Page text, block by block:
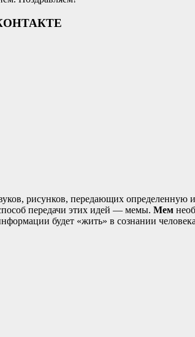
рисунков, передающих определенную
передачи этих идей — мемы. Мем
будет «жить» в сознании